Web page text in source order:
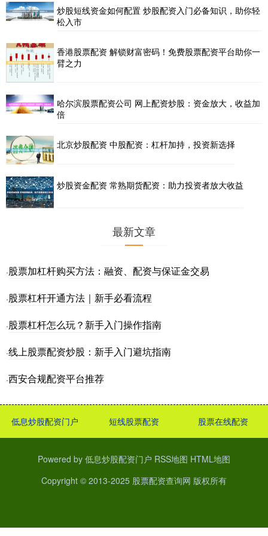
炒股短线资金如何配置 炒股配资入门必备知识，助你轻
松入市
香港股票配资 解锁财富密码！免费股票配资平台助你一
臂之力
哈尔滨股票配资公司 网上配资炒股：资金放大，收益加
倍
北京炒股配资 中股配资：杠杆加持，投资新选择
炒股资金配资 常熟期货配资：助力投资者放大收益
最新文章
·股票加杠杆购买方法：融资、配资与保证金交易
·股票杠杆开通方法｜新手必看流程
·股票杠杆怎么玩？新手入门操作指南
·线上股票配资炒股：新手入门避坑指南
·西安合规配资平台推荐
低息炒股配资门户 短线股票配资 股票在线配资
Powered by 低息炒股配资门户 RSS地图 HTML地图
Copyright © 2013-2025 股票配资查询网 版权所有